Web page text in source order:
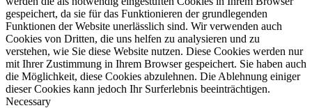
gespeichert, da sie für das Funktionieren der grundlegenden
Funktionen der Website unerlässlich sind. Wir verwenden auch
Cookies von Dritten, die uns helfen zu analysieren und zu
verstehen, wie Sie diese Website nutzen. Diese Cookies werden nur
mit Ihrer Zustimmung in Ihrem Browser gespeichert. Sie haben auch
die Möglichkeit, diese Cookies abzulehnen. Die Ablehnung einiger
dieser Cookies kann jedoch Ihr Surferlebnis beeinträchtigen.
Necessary